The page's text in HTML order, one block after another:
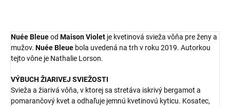
Nuée Bleueod Maison Violet je kvetinová svieža vôňa pre ženy a
mužov. Nuée Bleue bola uvedená na trh v roku 2019. Autorkou
tejto vône je Nathalie Lorson.
VÝBUCH ŽIARIVEJ SVIEŽOSTI
Svieža a žiarivá vôňa, v ktorej sa stretáva iskrivý bergamot a
pomarančový kvet a odhaľuje jemnú kvetinovú kyticu. Kosatec,